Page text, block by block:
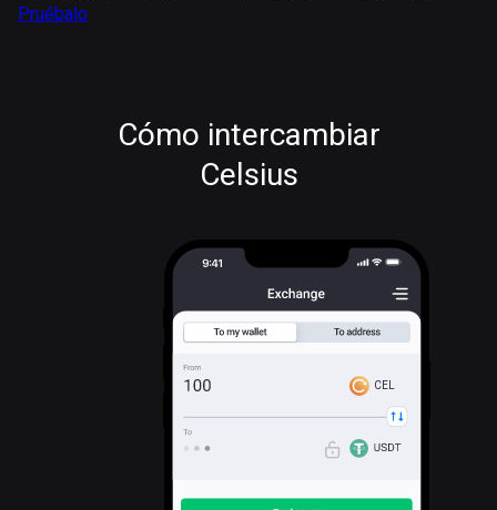
Pruébalo
Cómo intercambiar
Celsius
CEL